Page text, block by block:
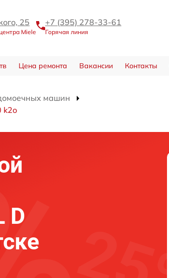
25
Miele
+7 (395) 278-33-61
Горячая линия
Цена ремонта Вакансии Контакты
машин
k2o
D